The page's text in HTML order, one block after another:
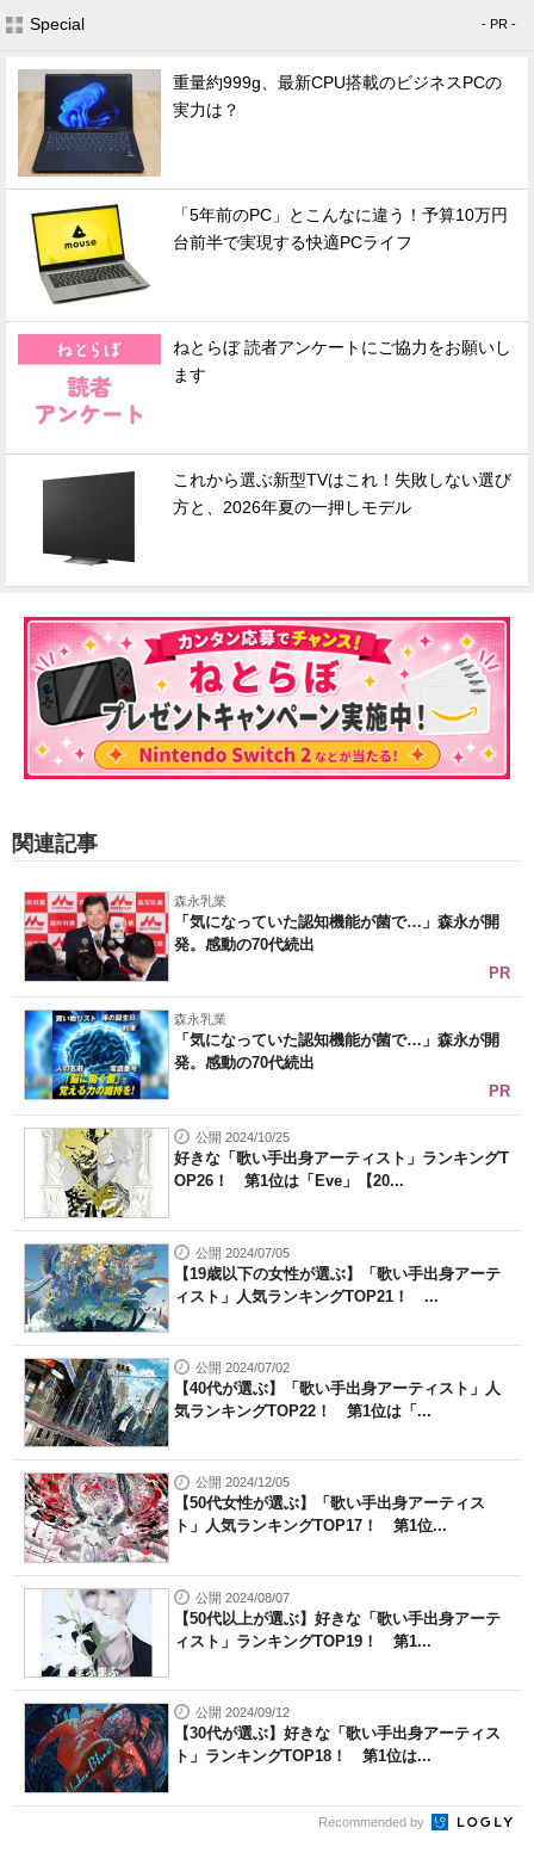
Special - PR -
重量約999g、最新CPU搭載のビジネスPCの
実力は？
「5年前のPC」とこんなに違う！予算10万円
台前半で実現する快適PCライフ
ねとらぼ 読者アンケートにご協力をお願いし
ます
これから選ぶ新型TVはこれ！失敗しない選び
方と、2026年夏の一押しモデル
関連記事
森永乳業
「気になっていた認知機能が菌で…」森永が開
発。感動の70代続出
PR
森永乳業
「気になっていた認知機能が菌で…」森永が開
発。感動の70代続出
PR
公開 2024/10/25
好きな「歌い手出身アーティスト」ランキングT
OP26！ 第1位は「Eve」【20...
公開 2024/07/05
【19歳以下の女性が選ぶ】「歌い手出身アーテ
ィスト」人気ランキングTOP21！ ...
公開 2024/07/02
【40代が選ぶ】「歌い手出身アーティスト」人
気ランキングTOP22！ 第1位は「...
公開 2024/12/05
【50代女性が選ぶ】「歌い手出身アーティス
ト」人気ランキングTOP17！ 第1位...
公開 2024/08/07
【50代以上が選ぶ】好きな「歌い手出身アーテ
ィスト」ランキングTOP19！ 第1...
公開 2024/09/12
【30代が選ぶ】好きな「歌い手出身アーティス
ト」ランキングTOP18！ 第1位は...
Recommended by